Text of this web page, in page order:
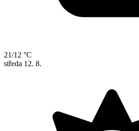
21/12 °C
středa 12. 8.